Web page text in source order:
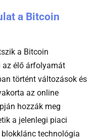
a Bitcoin
a Bitcoin
élő árfolyamát
történt változások és
az online
hozzák meg
a jelenlegi piaci
technológia